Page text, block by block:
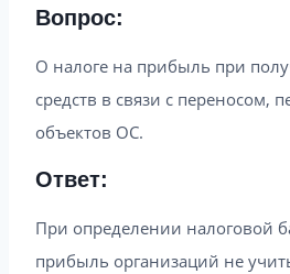
Вопрос:
О налоге на прибыль при
средств в связи с переносом,
объектов ОС.
Ответ:
При определении налоговой
прибыль организаций не